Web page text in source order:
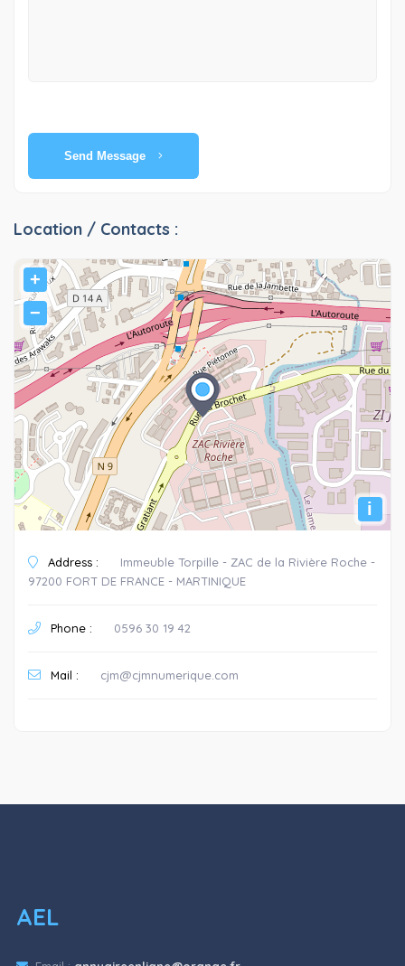
Send Message
Location / Contacts :
+
−
i
Address :
Immeuble Torpille - ZAC de la Rivière Roche -
97200 FORT DE FRANCE - MARTINIQUE
Phone : 0596 30 19 42
Mail : cjm@cjmnumerique.com
AEL